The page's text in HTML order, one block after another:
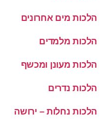
הלכות מים אחרונים
הלכות מלמדים
הלכות מעונן ומכשף
הלכות נדרים
הלכות נחלות – ירושה